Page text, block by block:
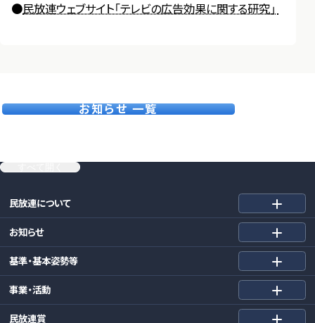
●民放連ウェブサイト「テレビの広告効果に関する研究」
お知らせ 一覧
民放連について
お知らせ
基準・基本姿勢等
事業・活動
民放連賞